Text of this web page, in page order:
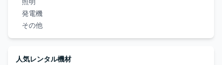
発電機
その他
人気レンタル機材